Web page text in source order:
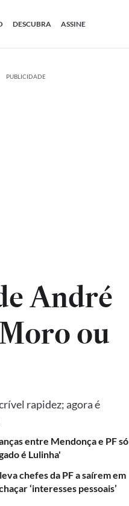
DESCUBRA ASSINE
PUBLICIDADE
André
ou
rapidez; agora é
entre Mendonça e PF só
é Lulinha'
chefes da PF a saírem em
‘interesses pessoais’